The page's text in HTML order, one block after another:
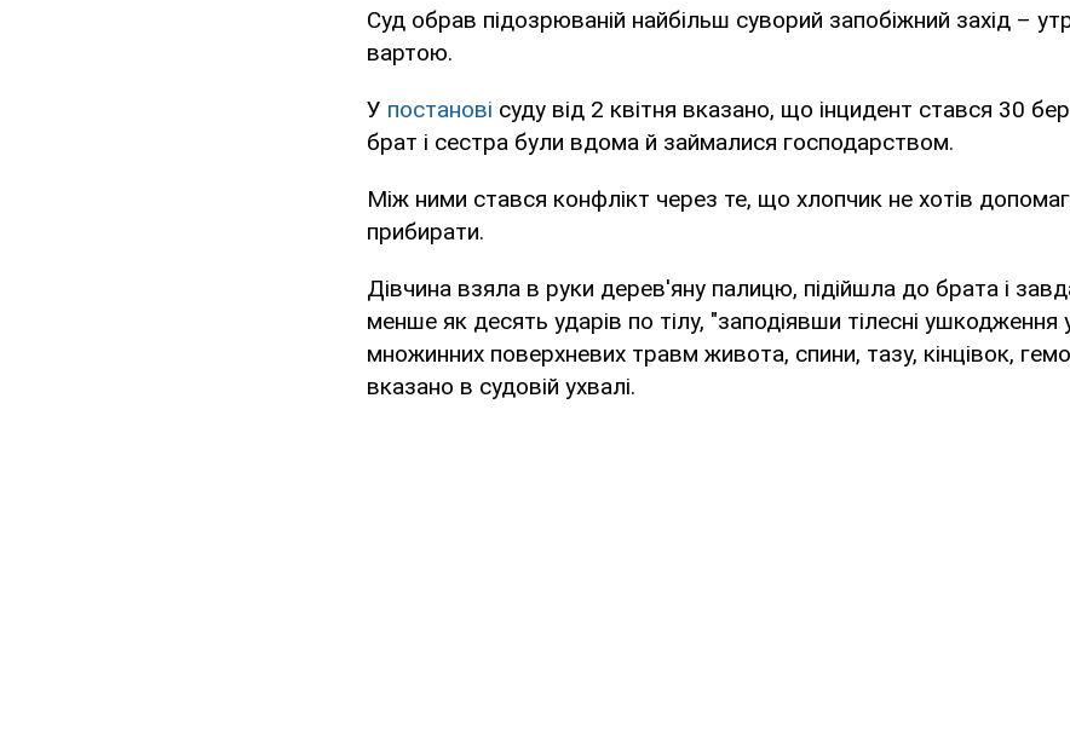
Суд обрав підозрюваній найбільш суворий запобіжний захід –
вартою.
У постанові суду від 2 квітня вказано, що інцидент стався 30
брат і сестра були вдома й займалися господарством.
Між ними стався конфлікт через те, що хлопчик не хотів
прибирати.
Дівчина взяла в руки дерев'яну палицю, підійшла до брата і
менше як десять ударів по тілу, "заподіявши тілесні ушкодження
множинних поверхневих травм живота, спини, тазу, кінцівок,
вказано в судовій ухвалі.